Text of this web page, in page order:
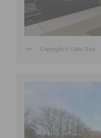
Copyright © Little Trice